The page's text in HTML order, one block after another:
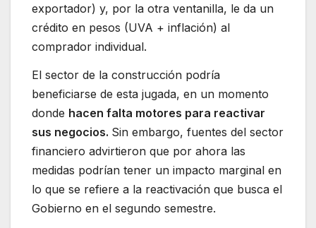
exportador) y, por la otra ventanilla, le da un
crédito en pesos (UVA + inflación) al
comprador individual.
El sector de la construcción podría
beneficiarse de esta jugada, en un momento
donde hacen falta motores para reactivar
sus negocios. Sin embargo, fuentes del sector
financiero advirtieron que por ahora las
medidas podrían tener un impacto marginal en
lo que se refiere a la reactivación que busca el
Gobierno en el segundo semestre.